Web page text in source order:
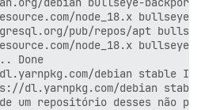
node_18.x
pub/repos/apt
node_18.x bullseye/
Done
debian stable
dl.yarnpkg.com/debian
um repositório desses não